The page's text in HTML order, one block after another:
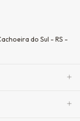
do Sul - RS -